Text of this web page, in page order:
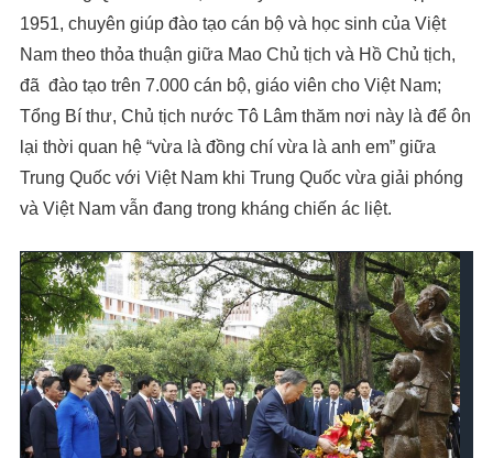
1951, chuyên giúp đào tạo cán bộ và học sinh của Việt
Nam theo thỏa thuận giữa Mao Chủ tịch và Hồ Chủ tịch,
đã đào tạo trên 7.000 cán bộ, giáo viên cho Việt Nam;
Tổng Bí thư, Chủ tịch nước Tô Lâm thăm nơi này là để ôn
lại thời quan hệ “vừa là đồng chí vừa là anh em” giữa
Trung Quốc với Việt Nam khi Trung Quốc vừa giải phóng
và Việt Nam vẫn đang trong kháng chiến ác liệt.